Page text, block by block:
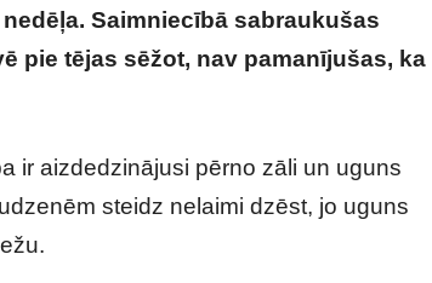
Saimniecībā sabraukušas
pie tējas sēžot, nav pamanījušas, ka
ir aizdedzinājusi pērno zāli un uguns
steidz nelaimi dzēst, jo uguns